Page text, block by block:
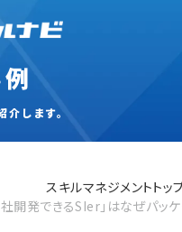
します。
スキルマネジメントトッ
社開発できるSIer」はなぜパッ